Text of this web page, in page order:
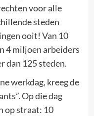
voor alle
steden
ooit! Van 10
4 miljoen arbeiders
dan 125 steden.
werkdag, kreeg de
Op die dag
op straat: 10